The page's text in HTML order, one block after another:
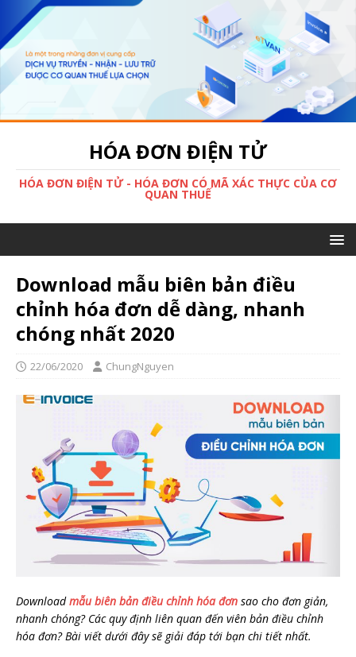
HÓA ĐƠN ĐIỆN TỬ
HÓA ĐƠN ĐIỆN TỬ - HÓA ĐƠN CÓ MÃ XÁC THỰC CỦA CƠ
QUAN THUẾ
Download mẫu biên bản điều
chỉnh hóa đơn dễ dàng, nhanh
chóng nhất 2020
22/06/2020 ChungNguyen
Downloadmẫu biên bản điều chỉnh hóa đơn sao cho đơn giản,
nhanh chóng? Các quy định liên quan đến viên bản điều chỉnh
hóa đơn? Bài viết dưới đây sẽ giải đáp tới bạn chi tiết nhất.